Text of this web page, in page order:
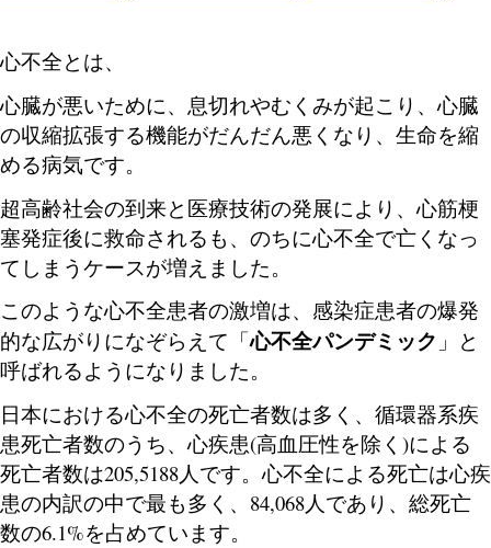
心不全とは、
心臓が悪いために、息切れやむくみが起こり、心臓
の収縮拡張する機能がだんだん悪くなり、生命を縮
める病気です。
超高齢社会の到来と医療技術の発展により、心筋梗
塞発症後に救命されるも、のちに心不全で亡くなっ
てしまうケースが増えました。
このような心不全患者の激増は、感染症患者の爆発
的な広がりになぞらえて「心不全パンデミック 」と
呼ばれるようになりました。
日本における心不全の死亡者数は多く、循環器系疾
患死亡者数のうち、心疾患(高血圧性を除く)による
死亡者数は205,5188人です。心不全による死亡は心疾
患の内訳の中で最も多く、84,068人であり、総死亡
数の6.1%を占めています。